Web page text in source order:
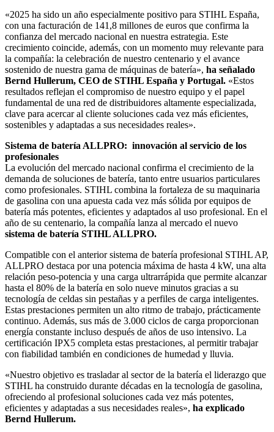
«2025 ha sido un año especialmente positivo para STIHL España,
con una facturación de 141,8 millones de euros que confirma la
confianza del mercado nacional en nuestra estrategia. Este
crecimiento coincide, además, con un momento muy relevante para
la compañía: la celebración de nuestro centenario y el avance
sostenido de nuestra gama de máquinas de batería», ha señalado
Bernd Hullerum, CEO de STIHL España y Portugal. «Estos
resultados reflejan el compromiso de nuestro equipo y el papel
fundamental de una red de distribuidores altamente especializada,
clave para acercar al cliente soluciones cada vez más eficientes,
sostenibles y adaptadas a sus necesidades reales».
Sistema de batería ALLPRO: innovación al servicio de los
profesionales
La evolución del mercado nacional confirma el crecimiento de la
demanda de soluciones de batería, tanto entre usuarios particulares
como profesionales. STIHL combina la fortaleza de su maquinaria
de gasolina con una apuesta cada vez más sólida por equipos de
batería más potentes, eficientes y adaptados al uso profesional. En el
año de su centenario, la compañía lanza al mercado el nuevo
sistema de batería STIHL ALLPRO.
Compatible con el anterior sistema de batería profesional STIHL AP,
ALLPRO destaca por una potencia máxima de hasta 4 kW, una alta
relación peso-potencia y una carga ultrarrápida que permite alcanzar
hasta el 80% de la batería en solo nueve minutos gracias a su
tecnología de celdas sin pestañas y a perfiles de carga inteligentes.
Estas prestaciones permiten un alto ritmo de trabajo, prácticamente
continuo. Además, sus más de 3.000 ciclos de carga proporcionan
energía constante incluso después de años de uso intensivo. La
certificación IPX5 completa estas prestaciones, al permitir trabajar
con fiabilidad también en condiciones de humedad y lluvia.
«Nuestro objetivo es trasladar al sector de la batería el liderazgo que
STIHL ha construido durante décadas en la tecnología de gasolina,
ofreciendo al profesional soluciones cada vez más potentes,
eficientes y adaptadas a sus necesidades reales», ha explicado
Bernd Hullerum.